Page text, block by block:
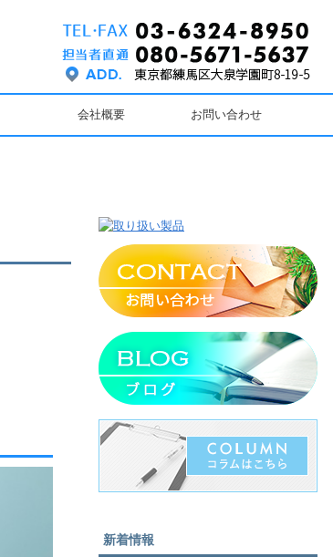
会社概要 お問い合わせ
新着情報